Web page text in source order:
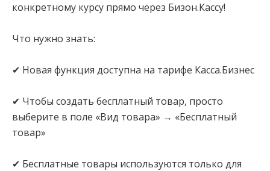
конкретному курсу прямо через Бизон.Кассу!
Что нужно знать:
✔ Новая функция доступна на тарифе Касса.Бизнес
✔ Чтобы создать бесплатный товар, просто
выберите в поле «Вид товара» → «Бесплатный
товар»
✔ Бесплатные товары используются только для